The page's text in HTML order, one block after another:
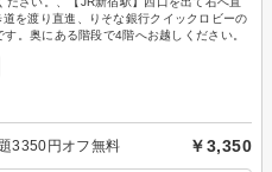
を渡り直進、りそな銀行クイックロビーの
。奥にある階段で4階へお越しください。
3350円オフ無料 ￥3,350